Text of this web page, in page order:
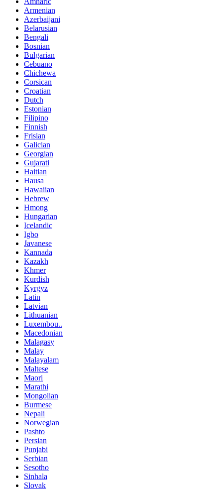
Armenian
Azerbaijani
Belarusian
Bengali
Bosnian
Bulgarian
Cebuano
Chichewa
Corsican
Croatian
Dutch
Estonian
Filipino
Finnish
Frisian
Galician
Georgian
Gujarati
Haitian
Hausa
Hawaiian
Hebrew
Hmong
Hungarian
Icelandic
Igbo
Javanese
Kannada
Kazakh
Khmer
Kurdish
Kyrgyz
Latin
Latvian
Lithuanian
Luxembou..
Macedonian
Malagasy
Malay
Malayalam
Maltese
Maori
Marathi
Mongolian
Burmese
Nepali
Norwegian
Pashto
Persian
Punjabi
Serbian
Sesotho
Sinhala
Slovak